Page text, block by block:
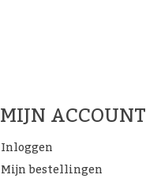
MIJN ACCOUNT
Inloggen
Mijn bestellingen